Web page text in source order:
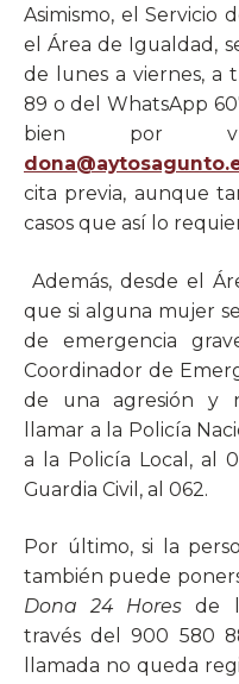
Asimismo, el Servicio
el Área de Igualdad,
de lunes a viernes, a
89 o del WhatsApp
bien por
cita previa, aunque
casos que así lo
Además, desde el
que si alguna mujer
de emergencia
Coordinador de
de una agresión y
llamar a la Policía
a la Policía Local, al
Guardia Civil, al 062.
Por último, si la
también puede
Dona 24 Hores de
través del 900 580
llamada no queda